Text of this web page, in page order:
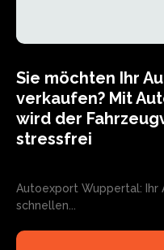
Sie möchten Ihr
verkaufen? Mit
wird der
stressfrei
Autoexport Wuppertal: Ihr
schnellen...